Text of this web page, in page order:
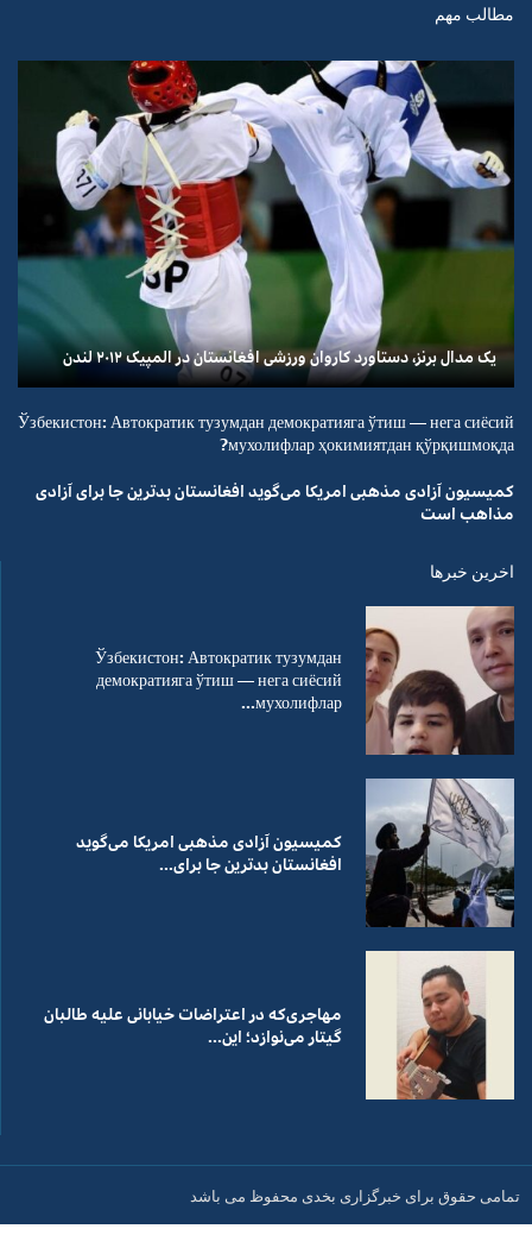
مطالب مهم
یک مدال برنز، دستاورد کاروان ورزشی افغانستان در المپیک ۲۰۱۲ لندن
Ўзбекистон: Автократик тузумдан демократияга ўтиш — нега сиёсий
мухолифлар ҳокимиятдан қўрқишмоқда?
کمیسیون آزادی مذهبی امریکا می‌گوید افغانستان بدترین جا برای آزادی
مذاهب است
اخرین خبرها
Ўзбекистон: Автократик тузумдан
демократияга ўтиш — нега сиёсий
мухолифлар...
کمیسیون آزادی مذهبی امریکا می‌گوید
افغانستان بدترین جا برای...
مهاجری‌که در اعتراضات خیابانی علیه طالبان
گیتار می‌نوازد؛ این...
تمامی حقوق برای خبرگزاری بخدی محفوظ می باشد